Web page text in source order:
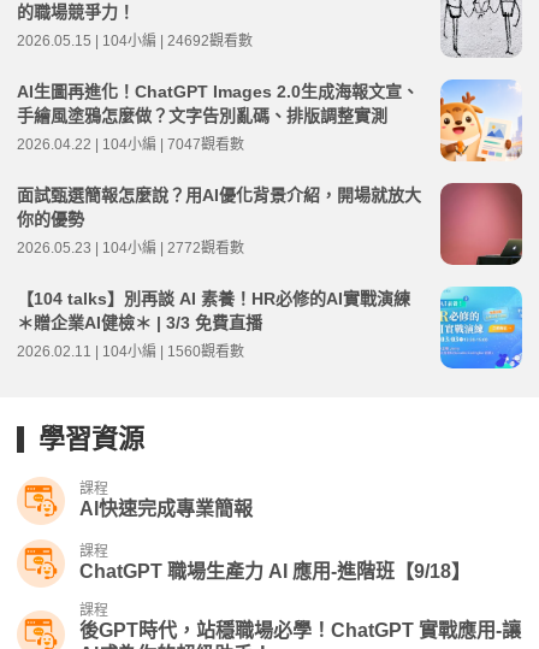
的職場競爭力！
2026.05.15 | 104小編 | 24692觀看數
AI生圖再進化！ChatGPT Images 2.0生成海報文宣、
手繪風塗鴉怎麼做？文字告別亂碼、排版調整實測
2026.04.22 | 104小編 | 7047觀看數
面試甄選簡報怎麼說？用AI優化背景介紹，開場就放大
你的優勢
2026.05.23 | 104小編 | 2772觀看數
【104 talks】別再談 AI 素養！HR必修的AI實戰演練​
＊贈企業AI健檢＊ | 3/3 免費直播
2026.02.11 | 104小編 | 1560觀看數
學習資源
課程
AI快速完成專業簡報
課程
ChatGPT 職場生產力 AI 應用-進階班【9/18】
課程
後GPT時代，站穩職場必學！ChatGPT 實戰應用-讓